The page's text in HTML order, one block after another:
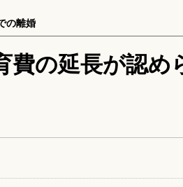
費の延長が認め
の離婚